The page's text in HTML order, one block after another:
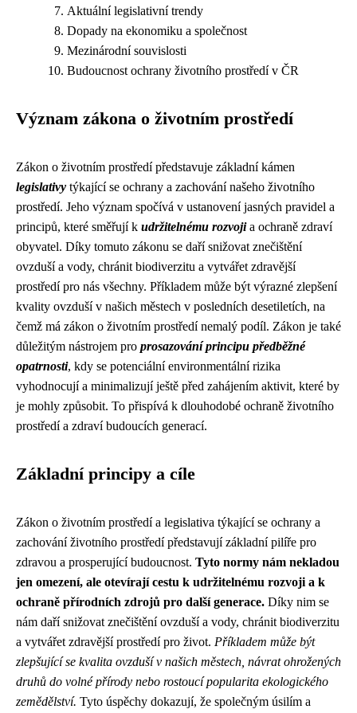
Aktuální legislativní trendy
Dopady na ekonomiku a společnost
Mezinárodní souvislosti
Budoucnost ochrany životního prostředí v ČR
Význam zákona o životním prostředí
Zákon o životním prostředí představuje základní kámen
legislativy týkající se ochrany a zachování našeho životního
prostředí. Jeho význam spočívá v ustanovení jasných pravidel a
principů, které směřují k udržitelnému rozvojia ochraně zdraví
obyvatel. Díky tomuto zákonu se daří snižovat znečištění
ovzduší a vody, chránit biodiverzitu a vytvářet zdravější
prostředí pro nás všechny. Příkladem může být výrazné zlepšení
kvality ovzduší v našich městech v posledních desetiletích, na
čemž má zákon o životním prostředí nemalý podíl. Zákon je také
důležitým nástrojem pro prosazování principu předběžné
opatrnosti, kdy se potenciální environmentální rizika
vyhodnocují a minimalizují ještě před zahájením aktivit, které by
je mohly způsobit. To přispívá k dlouhodobé ochraně životního
prostředí a zdraví budoucích generací.
Základní principy a cíle
Zákon o životním prostředí a legislativa týkající se ochrany a
zachování životního prostředí představují základní pilíře pro
zdravou a prosperující budoucnost. Tyto normy nám nekladou
jen omezení, ale otevírají cestu k udržitelnému rozvoji a k
ochraně přírodních zdrojů pro další generace. Díky nim se
nám daří snižovat znečištění ovzduší a vody, chránit biodiverzitu
a vytvářet zdravější prostředí pro život. Příkladem může být
zlepšující se kvalita ovzduší v našich městech, návrat ohrožených
druhů do volné přírody nebo rostoucí popularita ekologického
zemědělství. Tyto úspěchy dokazují, že společným úsilím a